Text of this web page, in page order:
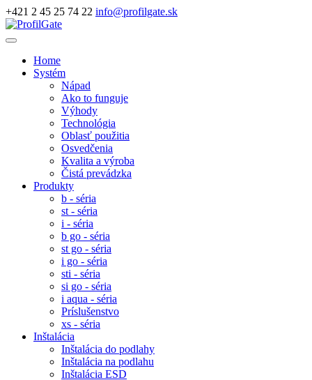
+421 2 45 25 74 22 info@profilgate.sk
Home
Systém
Nápad
Ako to funguje
Výhody
Technológia
Oblasť použitia
Osvedčenia
Kvalita a výroba
Čistá prevádzka
Produkty
b - séria
st - séria
i - séria
b go - séria
st go - séria
i go - séria
sti - séria
si go - séria
i aqua - séria
Príslušenstvo
xs - séria
Inštalácia
Inštalácia do podlahy
Inštalácia na podlahu
Inštalácia ESD